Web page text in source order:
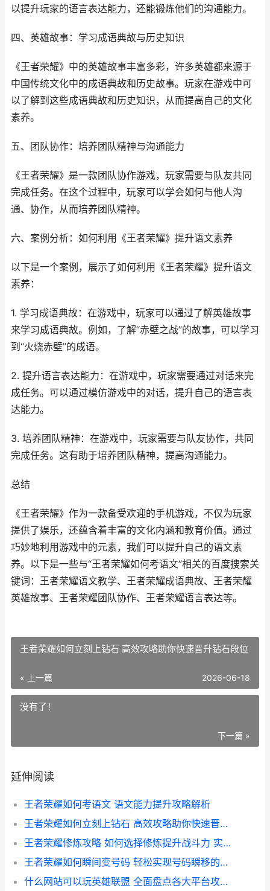
以提升玩家的语言表达能力，还能锻炼他们的沟通能力。
四、英雄故事：学习成语典故与历史知识
《王者荣耀》中的英雄故事丰富多彩，许多英雄都来源于
中国传统文化中的成语典故和历史故事。玩家在游戏中可
以了解到这些成语典故和历史知识，从而提高自己的文化
素养。
五、团队协作：培养团队精神与沟通能力
《王者荣耀》是一款团队协作游戏，玩家需要与队友共同
完成任务。在这个过程中，玩家可以学会如何与他人沟
通、协作，从而培养团队精神。
六、案例分析：如何利用《王者荣耀》提升语文素养
以下是一个案例，展示了如何利用《王者荣耀》提升语文
素养：
1. 学习成语典故：在游戏中，玩家可以通过了解英雄故事
来学习成语典故。例如，了解“赤壁之战”的故事，可以学习
到“火烧赤壁”的成语。
2. 提升语言表达能力：在游戏中，玩家需要通过对话来完
成任务。可以通过模仿游戏中的对话，提升自己的语言表
达能力。
3. 培养团队精神：在游戏中，玩家需要与队友协作，共同
完成任务。这有助于培养团队精神，提高沟通能力。
总结
《王者荣耀》作为一款备受欢迎的手机游戏，不仅为玩家
提供了娱乐，还蕴含着丰富的文化内涵和教育价值。通过
巧妙地利用游戏中的元素，我们可以提升自己的语文素
养。以下是一些与“王者荣耀如何考语文”相关的百度搜索关
键词：王者荣耀语文教学、王者荣耀成语典故、王者荣耀
英雄故事、王者荣耀团队协作、王者荣耀语言表达等。
王者荣耀如何立刻上钻石 高效攻略助你快速晋升钻石段位
« 上一篇 2026-06-18
没有了！
下一篇 »
延伸阅读
王者荣耀如何考语文 语文能力提升攻略解析
王者荣耀如何立刻上钻石 高效攻略助你快速晋升钻石段位
王者荣耀修炼攻略 如何选择修炼提升战斗力 实战技巧解析
王者荣耀如何瞬间变号码 轻松实现号码瞬移的独家技巧解析
什么网站可以玩英雄联盟 全面盘点各大平台攻略及推荐